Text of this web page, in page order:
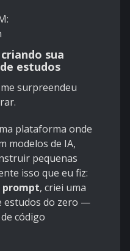
sua
estudos
surpreendeu
plataforma onde
modelos de IA,
pequenas
isso que eu fiz:
prompt, criei uma
estudos do zero —
código